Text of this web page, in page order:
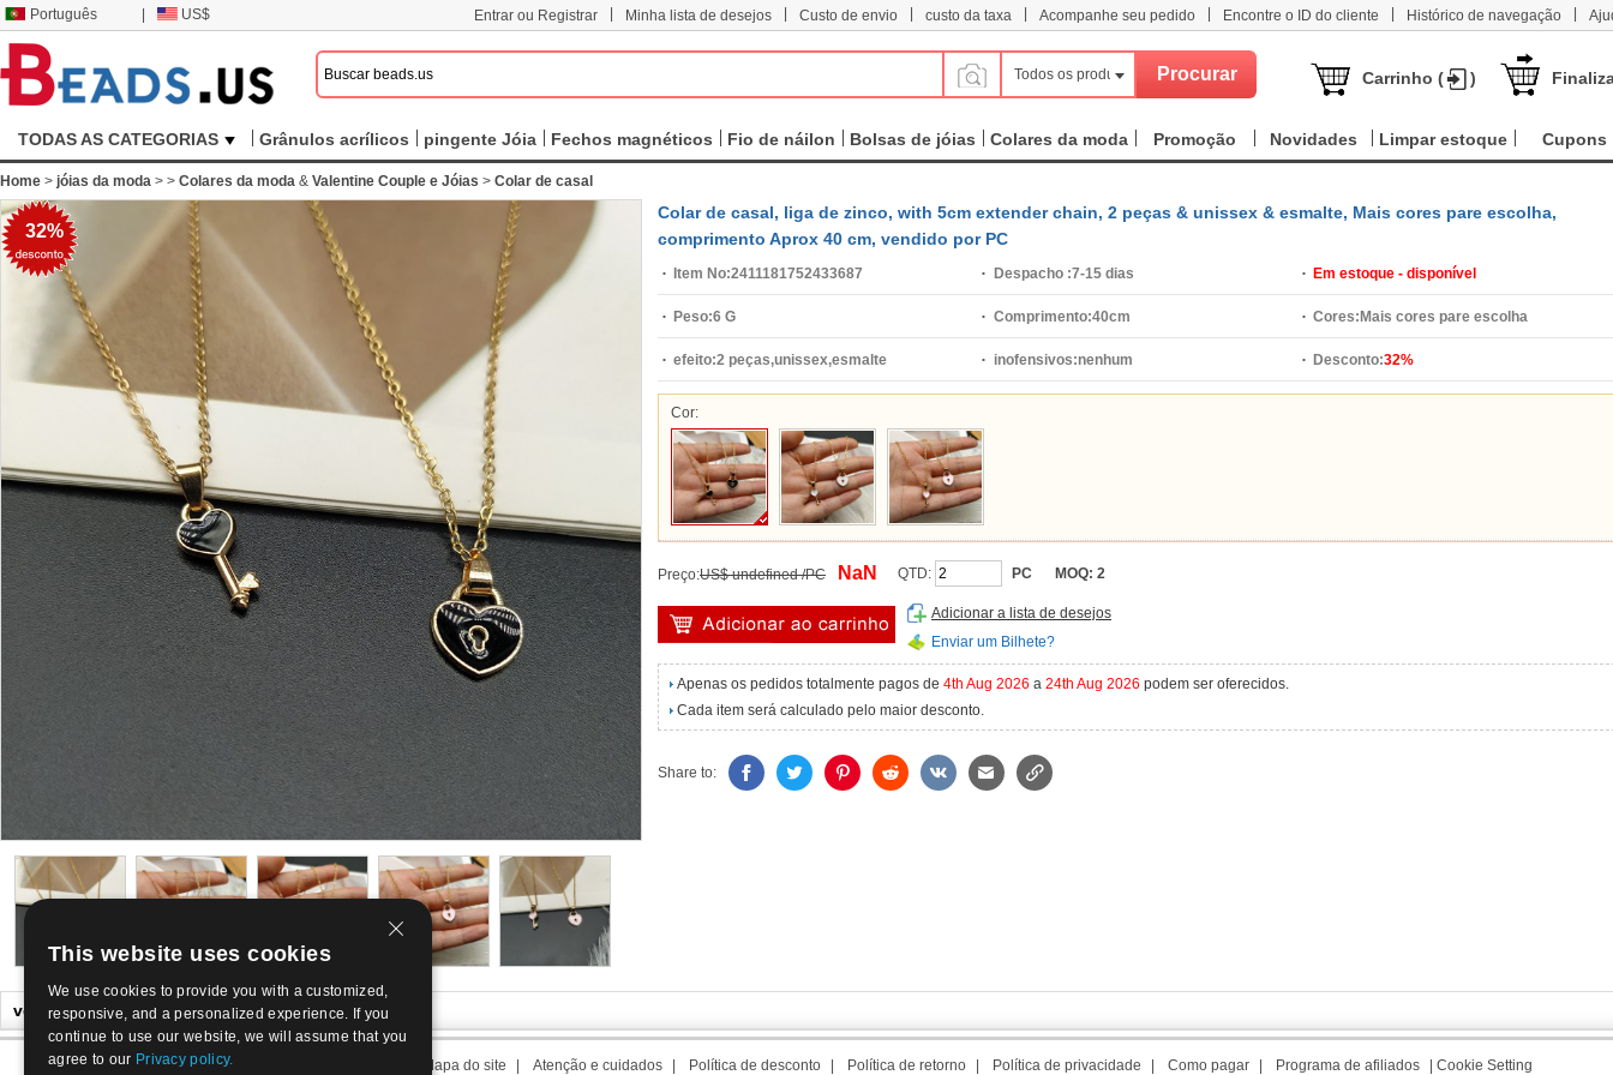
Português US$ Entrar ou Registrar Minha lista de desejos Custo de envio custo da taxa Acompanhe seu pedido Encontre o ID do cliente Histórico de navegação
Todos os produtos Carrinho ( )
TODAS AS CATEGORIAS Grânulos acrílicos pingente Jóia Fechos magnéticos Fio de náilon Bolsas de jóias Colares da moda Promoção Novidades Limpar estoque Cupons
Home > jóias da moda > > Colares da moda & Valentine Couple e Jóias > Colar de casal
32%
Colar de casal, liga de zinco, with 5cm extender chain, 2 peças & unissex & esmalte, Mais cores pare escolha,
comprimento Aprox 40 cm, vendido por PC
Item No:2411181752433687 Despacho :7-15 dias Em estoque - disponível
Peso:6 G Comprimento:40cm Cores: Mais cores pare escolha
efeito:2 peças,unissex,esmalte inofensivos:nenhum Desconto:32%
Cor:
Preço:US$ undefined /PC NaN QTD: PC MOQ: 2
Adicionar a lista de desejos
Enviar um Bilhete?
Apenas os pedidos totalmente pagos de 4th Aug 2026 a 24th Aug 2026 podem ser oferecidos.
Cada item será calculado pelo maior desconto.
Share to:
você também Poderá gostar
Sobre nós | Contate-nos Mapa do site Atenção e cuidados Política de desconto Política de retorno Política de privacidade Como pagar Programa de afiliados Cookie Setting
This website uses cookies
We use cookies to provide you with a customized,
responsive, and a personalized experience. If you
continue to use our website, we will assume that you
agree to our Privacy policy.